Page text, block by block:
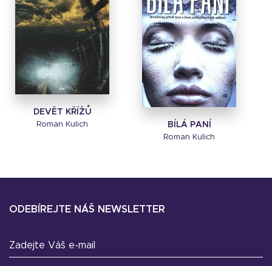
DEVĚT KŘÍŽŮ
Roman Kulich BÍLÁ PANÍ
Roman Kulich
ODEBÍREJTE NÁŠ NEWSLETTER
Zadejte Váš e-mail